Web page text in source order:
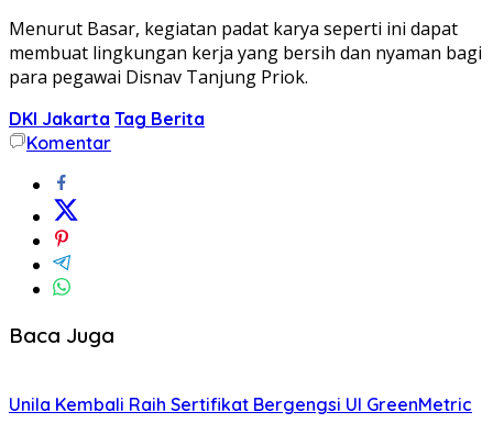
Menurut Basar, kegiatan padat karya seperti ini dapat
membuat lingkungan kerja yang bersih dan nyaman bagi
para pegawai Disnav Tanjung Priok.
DKI Jakarta Tag Berita
Komentar
Baca Juga
Unila Kembali Raih Sertifikat Bergengsi UI GreenMetric